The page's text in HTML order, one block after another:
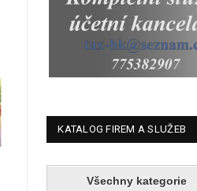
KATALOG FIREM A SLUŽEB
Všechny kategorie